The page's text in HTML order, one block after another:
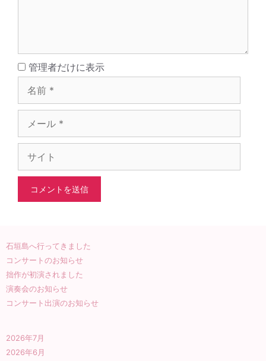
管理者だけに表示名
前
ル
ト
石垣島へ行ってきました
コンサートのお知らせ
拙作が初演されました
演奏会のお知らせ
コンサート出演のお知らせ
2026年7月
2026年6月